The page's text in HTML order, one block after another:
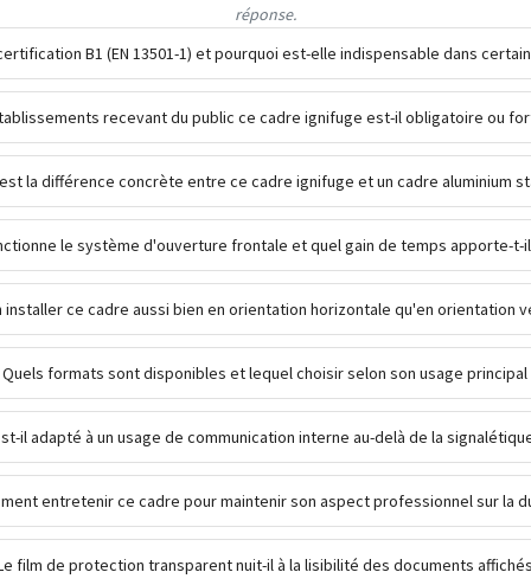
réponse.
B1 (EN 13501-1) et pourquoi est-elle indispensable dans
recevant du public ce cadre ignifuge est-il obligatoire ou
la différence concrète entre ce cadre ignifuge et un cadre aluminium
le système d'ouverture frontale et quel gain de temps apporte-t-
installer ce cadre aussi bien en orientation horizontale qu'en orientation
Quels formats sont disponibles et lequel choisir selon son usage principal
il adapté à un usage de communication interne au-delà de la
entretenir ce cadre pour maintenir son aspect professionnel sur la
film de protection transparent nuit-il à la lisibilité des documents